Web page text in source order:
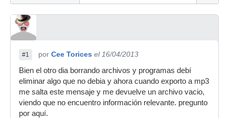
#1 por Cee Torices el 16/04/2013
Bien el otro dia borrando archivos y programas debí
eliminar algo que no debia y ahora cuando exporto a mp3
me salta este mensaje y me devuelve un archivo vacio,
viendo que no encuentro información relevante. pregunto
por aquí.